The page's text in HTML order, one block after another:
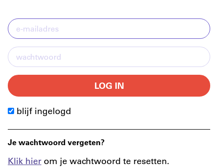
LOG IN
blijf ingelogd
Je wachtwoord vergeten?
Klik hier om je wachtwoord te resetten.